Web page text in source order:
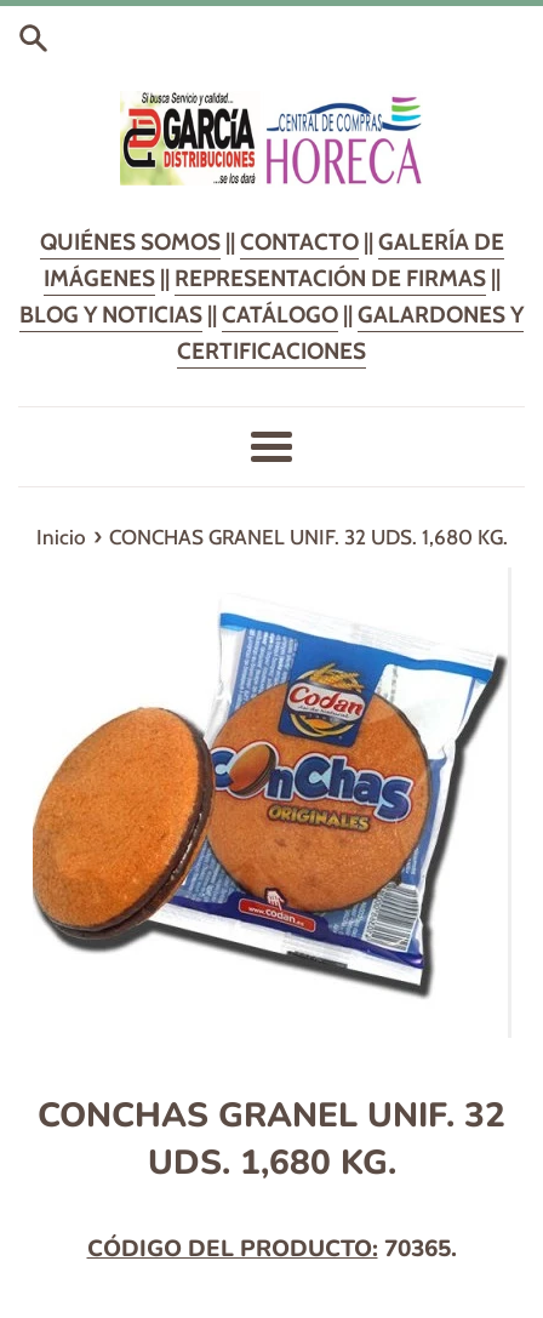
directamente
QUIÉNES SOMOS|| CONTACTO|| GALERÍA DE
IMÁGENES|| REPRESENTACIÓN DE FIRMAS||
BLOG Y NOTICIAS || CATÁLOGO || GALARDONES Y
CERTIFICACIONES
Más
Inicio › CONCHAS GRANEL UNIF. 32 UDS. 1,680 KG.
CONCHAS GRANEL UNIF. 32
UDS. 1,680 KG.
Precio
CÓDIGO DEL PRODUCTO:70365.